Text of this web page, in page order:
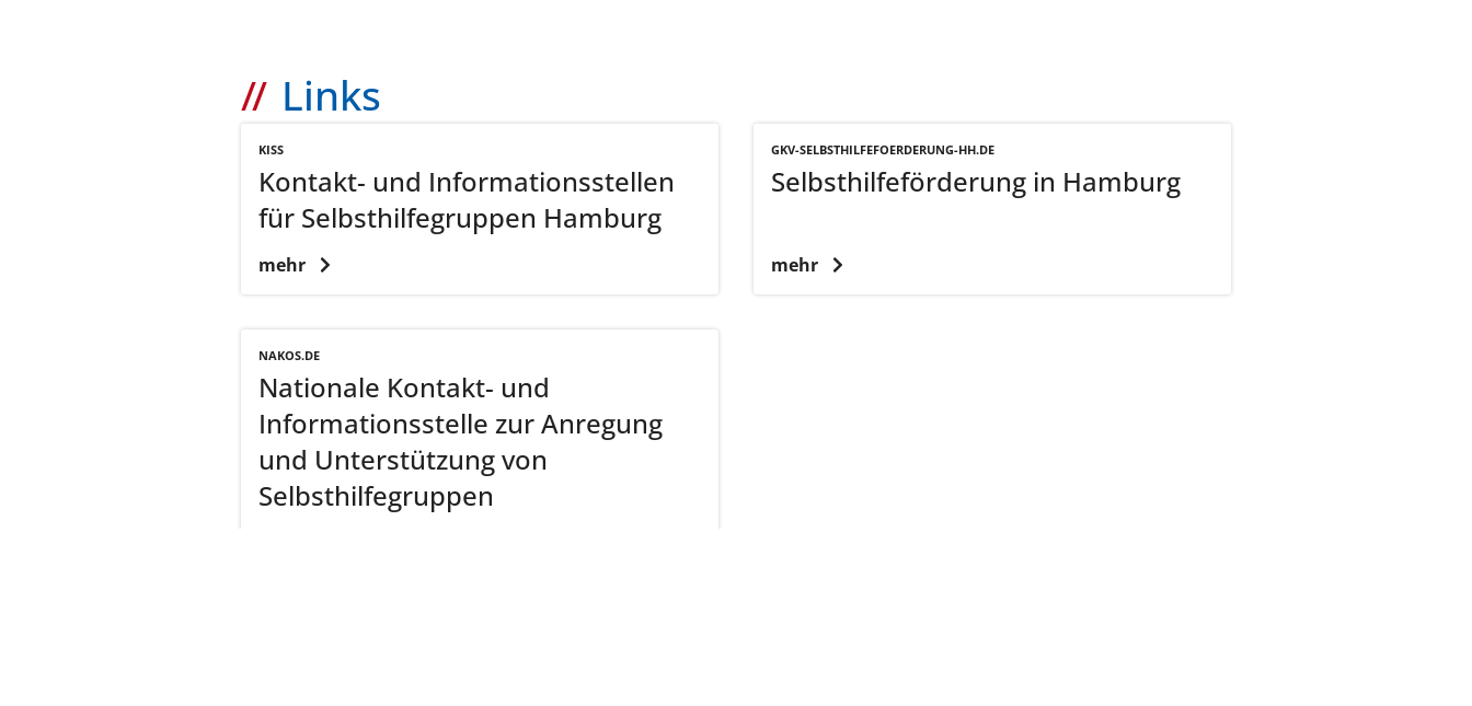
Links
KISS
Kontakt- und Informationsstellen
für Selbsthilfegruppen Hamburg
mehr
GKV-SELBSTHILFEFOERDERUNG-HH.DE
Selbsthilfeförderung in Hamburg
mehr
NAKOS.DE
Nationale Kontakt- und
Informationsstelle zur Anregung
und Unterstützung von
Selbsthilfegruppen